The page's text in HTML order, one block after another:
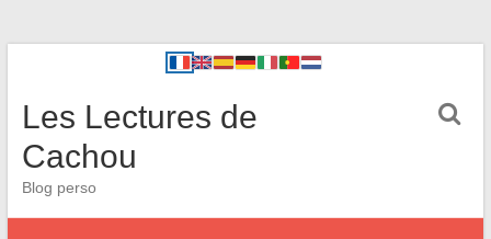
Les Lectures de
Cachou
Blog perso